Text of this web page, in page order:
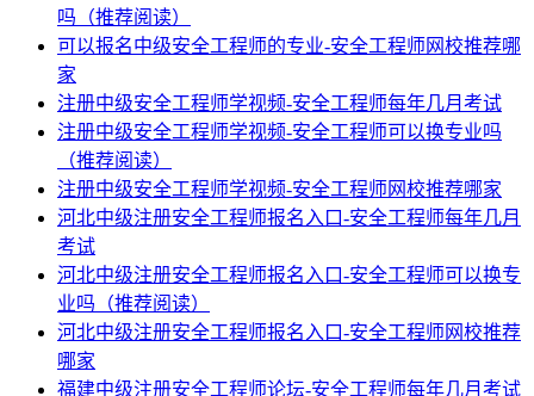
吗（推荐阅读）
可以报名中级安全工程师的专业-安全工程师网校推荐哪
家
注册中级安全工程师学视频-安全工程师每年几月考试
注册中级安全工程师学视频-安全工程师可以换专业吗
（推荐阅读）
注册中级安全工程师学视频-安全工程师网校推荐哪家
河北中级注册安全工程师报名入口-安全工程师每年几月
考试
河北中级注册安全工程师报名入口-安全工程师可以换专
业吗（推荐阅读）
河北中级注册安全工程师报名入口-安全工程师网校推荐
哪家
福建中级注册安全工程师论坛-安全工程师每年几月考试